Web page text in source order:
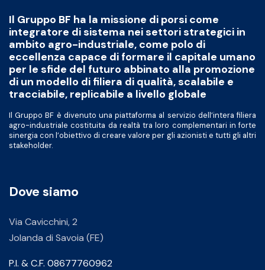
Il Gruppo BF ha la missione di porsi come
integratore di sistema nei settori strategici in
ambito agro-industriale, come polo di
eccellenza capace di formare il capitale umano
per le sfide del futuro abbinato alla promozione
di un modello di filiera di qualità, scalabile e
tracciabile, replicabile a livello globale
Il Gruppo BF è divenuto una piattaforma al servizio dell’intera filiera
agro-industriale costituita da realtà tra loro complementari in forte
sinergia con l’obiettivo di creare valore per gli azionisti e tutti gli altri
stakeholder.
Dove siamo
Via Cavicchini, 2
Jolanda di Savoia (FE)
P.I. & C.F. 08677760962